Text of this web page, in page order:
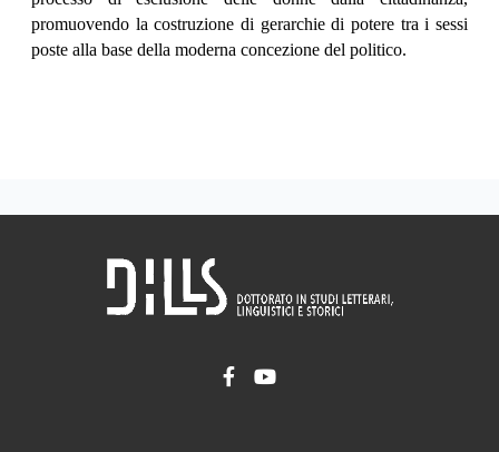
promuovendo la costruzione di gerarchie di potere tra i sessi
poste alla base della moderna concezione del politico.